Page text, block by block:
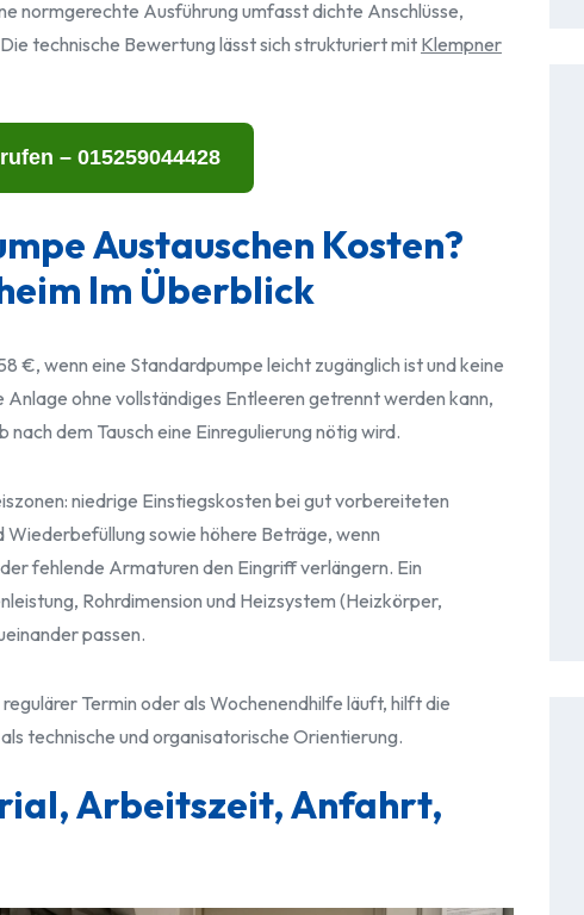
normgerechte Ausführung umfasst dichte Anschlüsse,
technische Bewertung lässt sich strukturiert mit Klempner
– 015259044428
Austauschen Kosten?
Im Überblick
€, wenn eine Standardpumpe leicht zugänglich ist und keine
ohne vollständiges Entleeren getrennt werden kann,
dem Tausch eine Einregulierung nötig wird.
niedrige Einstiegskosten bei gut vorbereiteten
sowie höhere Beträge, wenn
fehlende Armaturen den Eingriff verlängern. Ein
Rohrdimension und Heizsystem (Heizkörper,
passen.
Termin oder als Wochenendhilfe läuft, hilft die
als technische und organisatorische Orientierung.
Arbeitszeit, Anfahrt,